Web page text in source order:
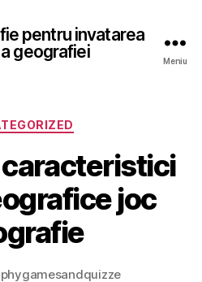
pentru invatarea
geografiei
Meniu
Categorii
joc